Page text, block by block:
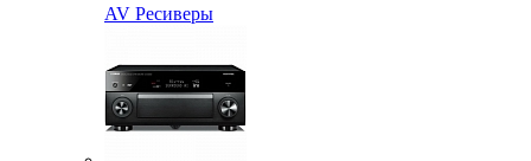
AV Ресиверы